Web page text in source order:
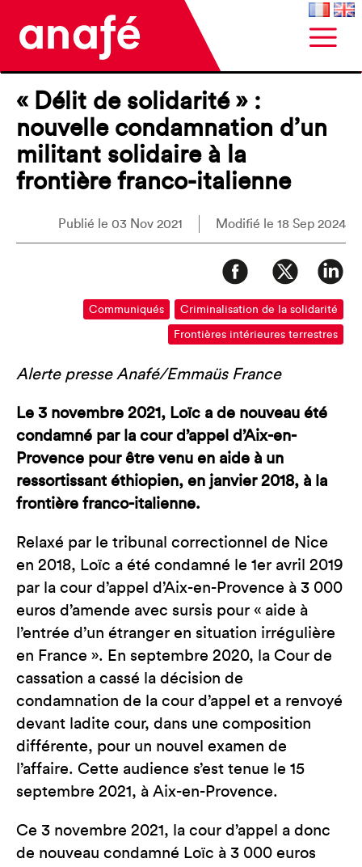
« Délit de solidarité » :
nouvelle condamnation d’un
militant solidaire à la
frontière franco-italienne
Publié le 03 Nov 2021 Modifié le 18 Sep 2024
Communiqués Criminalisation de la solidarité
Frontières intérieures terrestres
Alerte presse Anafé/Emmaüs France
Le 3 novembre 2021, Loïc a de nouveau été
condamné par la cour d’appel d’Aix-en-
Provence pour être venu en aide à un
ressortissant éthiopien, en janvier 2018, à la
frontière franco-italienne.
Relaxé par le tribunal correctionnel de Nice
en 2018, Loïc a été condamné le 1er avril 2019
par la cour d’appel d’Aix-en-Provence à 3 000
euros d’amende avec sursis pour « aide à
l’entrée d’un étranger en situation irrégulière
en France ». En septembre 2020, la Cour de
cassation a cassé la décision de
condamnation de la cour d’appel et a renvoyé
devant ladite cour, dans une composition
différente, pour un nouvel examen de
l’affaire. Cette audience s’est tenue le 15
septembre 2021, à Aix-en-Provence.
Ce 3 novembre 2021, la cour d’appel a donc
de nouveau condamné Loïc à 3 000 euros